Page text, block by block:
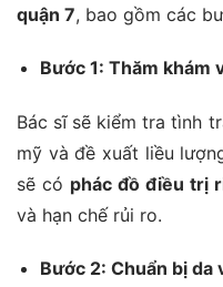
quận 7, bao gồm các
Bước 1: Thăm khám
Bác sĩ sẽ kiểm tra tình
mỹ và đề xuất liều
sẽ có phác đồ điều trị
và hạn chế rủi ro.
Bước 2: Chuẩn bị da